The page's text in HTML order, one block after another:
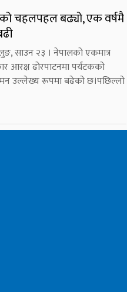
चहलपहल बढ्यो, एक वर्षमै
साउन २३ । नेपालको एकमात्र
आरक्ष ढोरपाटनमा पर्यटकको
उल्लेख्य रूपमा बढेको छ।पछिल्लो